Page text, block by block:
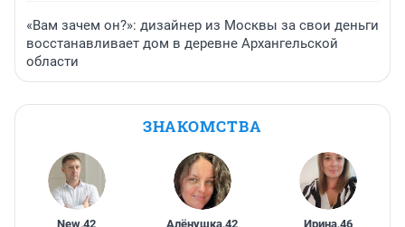
«Вам зачем он?»: дизайнер из Москвы за свои деньги
восстанавливает дом в деревне Архангельской
области
ЗНАКОМСТВА
New,42 Алёнушка,42 Ирина,46